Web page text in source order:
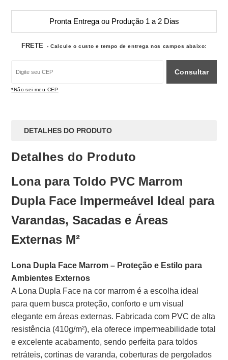
Pronta Entrega ou Produção 1 a 2 Dias
FRETE - Calcule o custo e tempo de entrega nos campos abaixo:
Consultar
*Não sei meu CEP
DETALHES DO PRODUTO
Detalhes do Produto
Lona para Toldo PVC Marrom
Dupla Face Impermeável Ideal para
Varandas, Sacadas e Áreas
Externas M²
Lona Dupla Face Marrom – Proteção e Estilo para
Ambientes Externos
A Lona Dupla Face na cor marrom é a escolha ideal
para quem busca proteção, conforto e um visual
elegante em áreas externas. Fabricada com PVC de alta
resistência (410g/m²), ela oferece impermeabilidade total
e excelente acabamento, sendo perfeita para toldos
retráteis, cortinas de varanda, coberturas de pergolados